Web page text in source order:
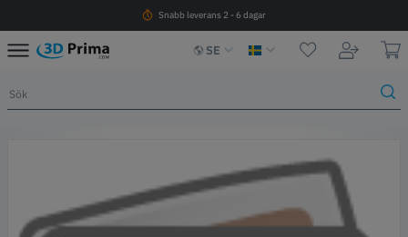
Snabb leverans 2 - 6 dagar
SE